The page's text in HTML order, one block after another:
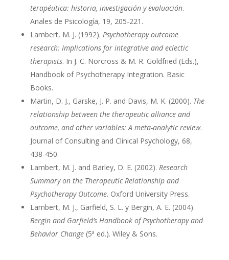
terapéutica: historia, investigación y evaluación.
Anales de Psicología, 19, 205-221.
Lambert, M. J. (1992). Psychotherapy outcome
research: Implications for integrative and eclectic
therapists. In J. C. Norcross & M. R. Goldfried (Eds.),
Handbook of Psychotherapy Integration. Basic
Books.
Martin, D. J., Garske, J. P. and Davis, M. K. (2000). The
relationship between the therapeutic alliance and
outcome, and other variables: A meta-analytic review.
Journal of Consulting and Clinical Psychology, 68,
438-450.
Lambert, M. J. and Barley, D. E. (2002). Research
Summary on the Therapeutic Relationship and
Psychotherapy Outcome. Oxford University Press.
Lambert, M. J., Garfield, S. L. y Bergin, A. E. (2004).
Bergin and Garfield’s Handbook of Psychotherapy and
Behavior Change(5ª ed.). Wiley & Sons.